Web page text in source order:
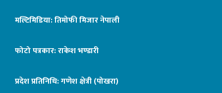
मल्टिमिडिया: तिमोफी मिजार नेपाली
फोटो पत्रकार: राकेश भण्डारी
प्रदेश प्रतिनिधि: गणेश क्षेत्री (पोखरा)